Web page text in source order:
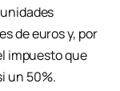
de euros y, por
impuesto que
un 50%.